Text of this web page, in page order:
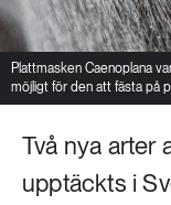
Plattmasken Caenoplana
möjligt för den att fästa på
Två nya arter
upptäckts i